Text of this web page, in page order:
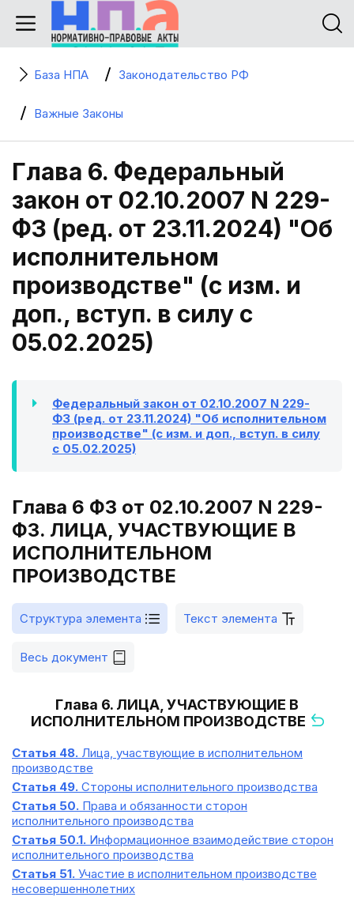
База НПА Законодательство РФ
Важные Законы
Глава 6. Федеральный
закон от 02.10.2007 N 229-
ФЗ (ред. от 23.11.2024) "Об
исполнительном
производстве" (с изм. и
доп., вступ. в силу с
05.02.2025)
Федеральный закон от 02.10.2007 N 229-
ФЗ (ред. от 23.11.2024) "Об исполнительном
производстве" (с изм. и доп., вступ. в силу
с 05.02.2025)
Глава 6 ФЗ от 02.10.2007 N 229-
ФЗ. ЛИЦА, УЧАСТВУЮЩИЕ В
ИСПОЛНИТЕЛЬНОМ
ПРОИЗВОДСТВЕ
Структура элемента Текст элемента
Весь документ
Глава 6. ЛИЦА, УЧАСТВУЮЩИЕ В
ИСПОЛНИТЕЛЬНОМ ПРОИЗВОДСТВЕ
Статья 48. Лица, участвующие в исполнительном
производстве
Статья 49. Стороны исполнительного производства
Статья 50. Права и обязанности сторон
исполнительного производства
Статья 50.1. Информационное взаимодействие сторон
исполнительного производства
Статья 51. Участие в исполнительном производстве
несовершеннолетних